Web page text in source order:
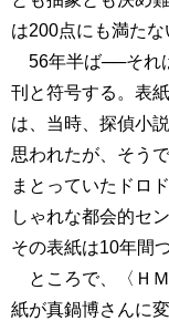
は200点にも満たな
56年半ば──それ
刊と符号する。表
は、当時、探偵小
思われたが、そう
まとっていたドロ
しゃれな都会的セ
その表紙は10年間
ところで、〈Ｈ
紙が真鍋博さんに